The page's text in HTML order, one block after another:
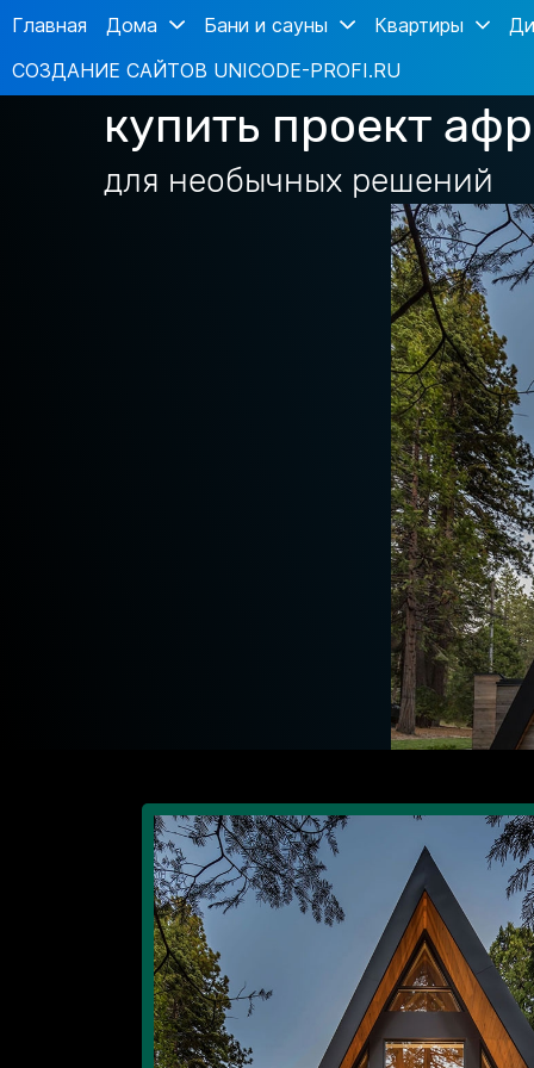
Главная Дома Бани и сауны Квартиры
СОЗДАНИЕ САЙТОВ UNICODE-PROFI.RU
купить проект
для необычных решений
СОЗДАНИЕ САЙТОВ - UNICODE-PROFI